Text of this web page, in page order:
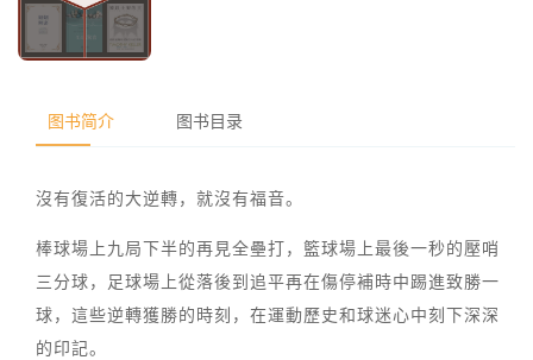
图书简介 图书目录
沒有復活的大逆轉，就沒有福音。
棒球場上九局下半的再見全壘打，籃球場上最後一秒的壓哨
三分球，足球場上從落後到追平再在傷停補時中踢進致勝一
球，這些逆轉獲勝的時刻，在運動歷史和球迷心中刻下深深
的印記。